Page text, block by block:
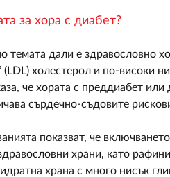
за хора с диабет?
темата дали е здравословно
(LDL) холестерол и по-високи
че хората с преддиабет
сърдечно-съдовите
показват, че
храни, като
храна с много нисък